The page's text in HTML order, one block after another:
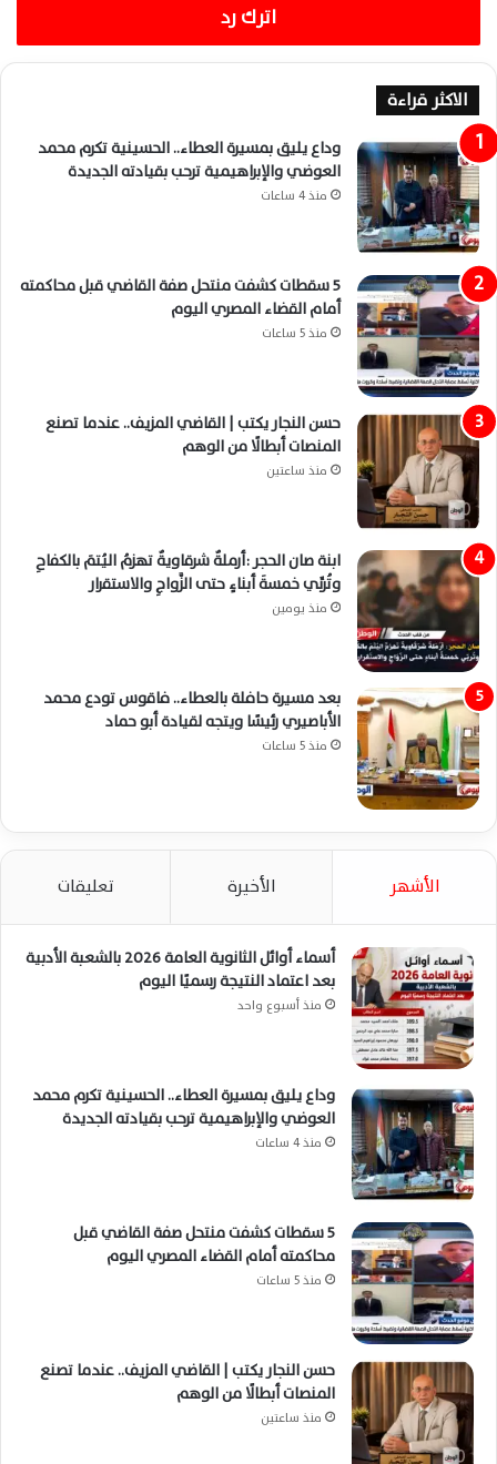
اترك رد
الاكثر قراءة
وداع يليق بمسيرة العطاء.. الحسينية تكرم محمد
العوضي والإبراهيمية ترحب بقيادته الجديدة
منذ 4 ساعات
5 سقطات كشفت منتحل صفة القاضي قبل محاكمته
أمام القضاء المصري اليوم
منذ 5 ساعات
حسن النجار يكتب | القاضي المزيف.. عندما تصنع
المنصات أبطالًا من الوهم
منذ ساعتين
ابنة صان الحجر :أرملةٌ شرقاويةٌ تهزمُ اليُتمَ بالكفاحِ
وتُربِّي خمسةَ أبناءٍ حتى الزَّواجِ والاستقرار
منذ يومين
بعد مسيرة حافلة بالعطاء.. فاقوس تودع محمد
الأباصيري رئيسًا ويتجه لقيادة أبو حماد
منذ 5 ساعات
الأشهر الأخيرة تعليقات
أسماء أوائل الثانوية العامة 2026 بالشعبة الأدبية
بعد اعتماد النتيجة رسميًا اليوم
منذ أسبوع واحد
وداع يليق بمسيرة العطاء.. الحسينية تكرم محمد
العوضي والإبراهيمية ترحب بقيادته الجديدة
منذ 4 ساعات
5 سقطات كشفت منتحل صفة القاضي قبل
محاكمته أمام القضاء المصري اليوم
منذ 5 ساعات
حسن النجار يكتب | القاضي المزيف.. عندما تصنع
المنصات أبطالًا من الوهم
منذ ساعتين